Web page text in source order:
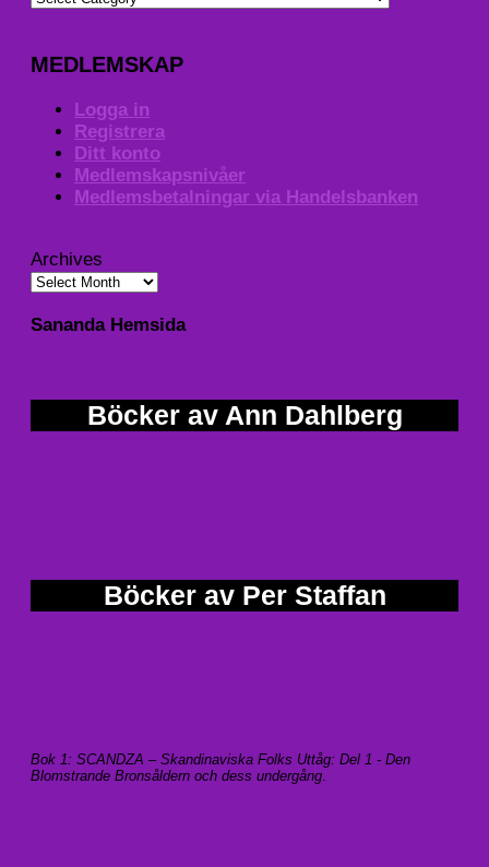
MEDLEMSKAP
Logga in
Registrera
Ditt konto
Medlemskapsnivåer
Medlemsbetalningar via Handelsbanken
Archives
Sananda Hemsida
Böcker av Ann Dahlberg
Böcker av Per Staffan
Bok 1: SCANDZA – Skandinaviska Folks Uttåg: Del 1 - Den
Blomstrande Bronsåldern och dess undergång.